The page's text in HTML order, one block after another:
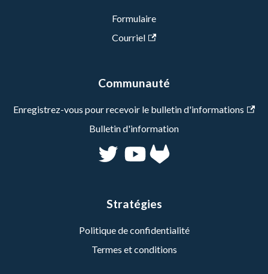
Formulaire
Courriel
Communauté
Enregistrez-vous pour recevoir le bulletin d'informations
Bulletin d'information
Stratégies
Politique de confidentialité
Termes et conditions